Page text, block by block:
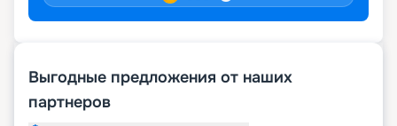
Выгодные предложения от наших
партнеров